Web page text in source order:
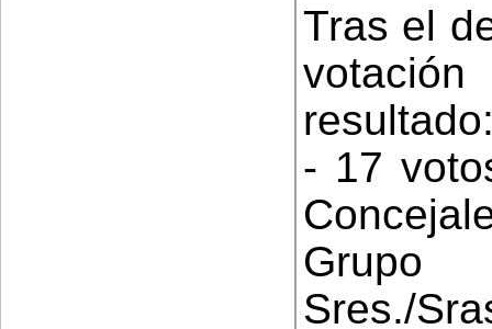
Tras el
- 17
Grupo
Sres./